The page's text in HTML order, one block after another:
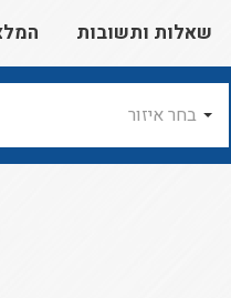
שאלות ותשובות
בחר איזור